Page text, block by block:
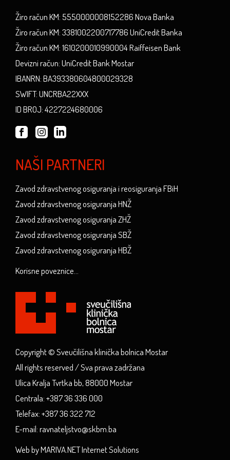
Žiro račun KM: 5550000008152286 Nova Banka
Žiro račun KM: 3381002200717786 UniCredit Banka
Žiro račun KM: 1610200010990004 Raiffeisen Bank
Devizni račun: UniCredit Bank Mostar
IBANRN: BA393380604800029328
SWIFT: UNCRBA22XXX
ID BROJ: 4227224680006
NAŠI PARTNERI
Zavod zdravstvenog osiguranja i reosiguranja FBiH
Zavod zdravstvenog osiguranja HNŽ
Zavod zdravstvenog osiguranja ZHŽ
Zavod zdravstvenog osiguranja SBŽ
Zavod zdravstvenog osiguranja HBŽ
Korisne poveznice...
Copyright © Sveučilišna klinička bolnica Mostar
All rights reserved / Sva prava zadržana
Ulica Kralja Tvrtka bb, 88000 Mostar
Centrala: +387 36 336 000
Telefax: +387 36 322 712
E-mail: ravnateljstvo@skbm.ba
Web by MARIVA.NET Internet Solutions